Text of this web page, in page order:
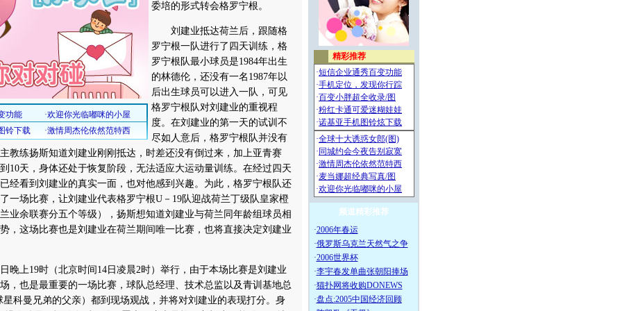
委培的形式转会格罗宁根。
刘建业抵达荷兰后，跟随格
罗宁根一队进行了四天训练，格
罗宁根队最小球员是1984年出生
的林德伦，还没有一名1987年以
后出生球员可以进入一队，可见
格罗宁根队对刘建业的重视程
度。在刘建业的第一天的试训不
尽如人意后，格罗宁根队并没有
教练扬斯知道刘建业刚刚抵达，时差还没有倒过来，加上亚青赛
10天，身体还处于恢复阶段，无法适应大运动量训练。在经过四天
经看到刘建业的真实一面，也对他感到兴趣。为此，格罗宁根队还
一场比赛，让刘建业代表格罗宁根U－19队迎战荷兰丁级队皇家橙
业余联赛分五个等级），扬斯想知道刘建业与荷兰同年龄组球员相
，这场比赛也是刘建业在荷兰期间唯一比赛，也将直接决定刘建业
上19时（北京时间14日凌晨2时）举行，由于本场比赛是刘建业
，也是最重要的一场比赛，球队总经理、技术总监以及青训基地总
星科曼兄弟的父亲）都到现场观战，并将对刘建业的表现打分。身
频道精彩推荐
·2006年春运
·俄罗斯乌克兰天然气之争
·2006世界杯
·李宇春发单曲张朝阳捧场
·猫扑网将收购DONEWS
·盘点:2005中国经济回顾